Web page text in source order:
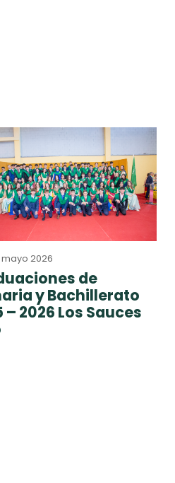
mayo 2026
de
y Bachillerato
– 2026 Los Sauces